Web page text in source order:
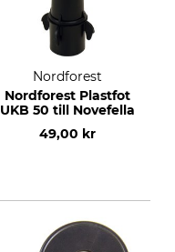
Nordforest
Nordforest Plastfot
UKB 50 till Novefella
49,00 kr